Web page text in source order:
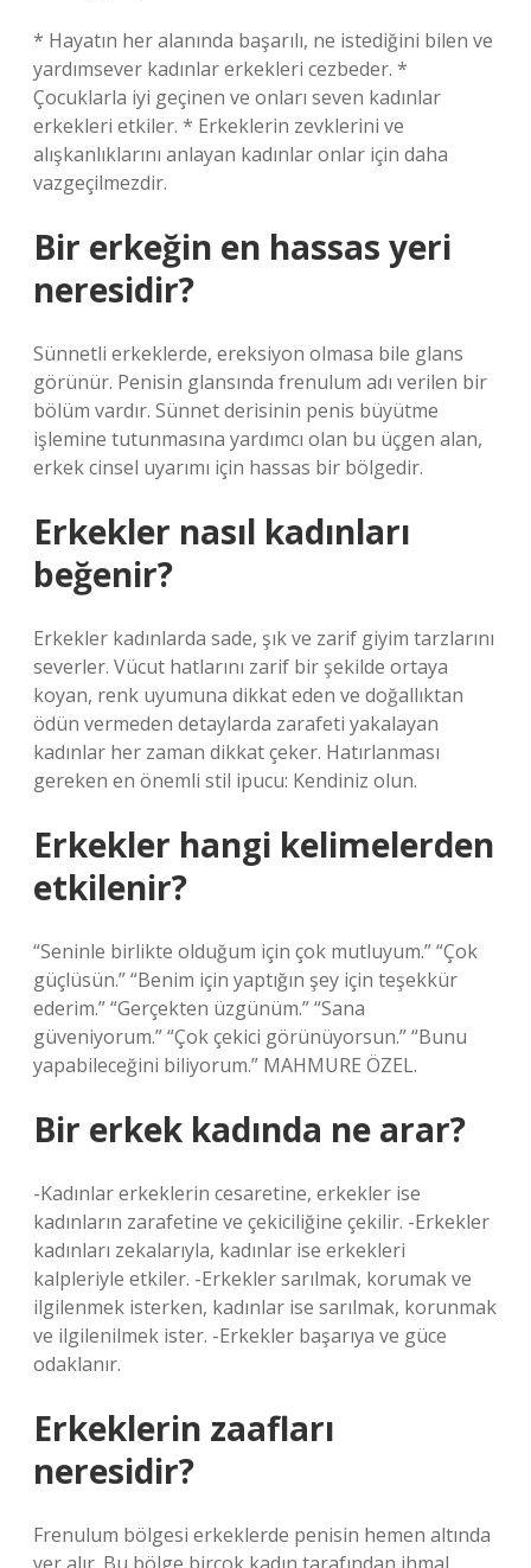
* Hayatın her alanında başarılı, ne istediğini bilen ve
yardımsever kadınlar erkekleri cezbeder. *
Çocuklarla iyi geçinen ve onları seven kadınlar
erkekleri etkiler. * Erkeklerin zevklerini ve
alışkanlıklarını anlayan kadınlar onlar için daha
vazgeçilmezdir.
Bir erkeğin en hassas yeri
neresidir?
Sünnetli erkeklerde, ereksiyon olmasa bile glans
görünür. Penisin glansında frenulum adı verilen bir
bölüm vardır. Sünnet derisinin penis büyütme
işlemine tutunmasına yardımcı olan bu üçgen alan,
erkek cinsel uyarımı için hassas bir bölgedir.
Erkekler nasıl kadınları
beğenir?
Erkekler kadınlarda sade, şık ve zarif giyim tarzlarını
severler. Vücut hatlarını zarif bir şekilde ortaya
koyan, renk uyumuna dikkat eden ve doğallıktan
ödün vermeden detaylarda zarafeti yakalayan
kadınlar her zaman dikkat çeker. Hatırlanması
gereken en önemli stil ipucu: Kendiniz olun.
Erkekler hangi kelimelerden
etkilenir?
“Seninle birlikte olduğum için çok mutluyum.” “Çok
güçlüsün.” “Benim için yaptığın şey için teşekkür
ederim.” “Gerçekten üzgünüm.” “Sana
güveniyorum.” “Çok çekici görünüyorsun.” “Bunu
yapabileceğini biliyorum.” MAHMURE ÖZEL.
Bir erkek kadında ne arar?
-Kadınlar erkeklerin cesaretine, erkekler ise
kadınların zarafetine ve çekiciliğine çekilir. -Erkekler
kadınları zekalarıyla, kadınlar ise erkekleri
kalpleriyle etkiler. -Erkekler sarılmak, korumak ve
ilgilenmek isterken, kadınlar ise sarılmak, korunmak
ve ilgilenilmek ister. -Erkekler başarıya ve güce
odaklanır.
Erkeklerin zaafları
neresidir?
Frenulum bölgesi erkeklerde penisin hemen altında